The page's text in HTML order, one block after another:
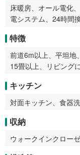
床暖房、オール電化
電システム、24時間
特徴
前道6m以上、平坦地
15畳以上、リビング
キッチン
対面キッチン、食器
収納
ウォークインクロー